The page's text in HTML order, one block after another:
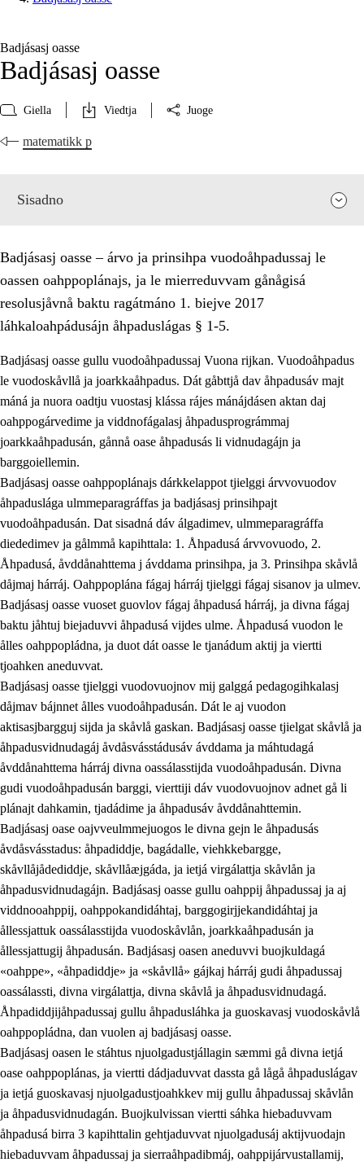
Badjásasj oasse
Badjásasj oasse
Giella Viedtja Juoge
matematikk p
Sisadno
Badjásasj oasse – árvo ja prinsihpa vuodoåhpadussaj le
oassen oahppoplánajs, ja le mierreduvvam gånågisá
resolusjåvnå baktu ragátmáno 1. biejve 2017
láhkaloahpádusájn åhpaduslágas § 1-5.
Badjásasj oasse gullu vuodoåhpadussaj Vuona rijkan. Vuodoåhpadus
le vuodoskåvllå ja joarkkaåhpadus. Dát gåbttjå dav åhpadusáv majt
máná ja nuora oadtju vuostasj klássa rájes mánájdásen aktan daj
oahppogárvedime ja viddnofágalasj åhpadusprográmmaj
joarkkaåhpadusán, gånnå oase åhpadusás li vidnudagájn ja
barggoiellemin.
Badjásasj oasse oahppoplánajs dárkkelappot tjielggi árvvovuodov
åhpaduslága ulmmeparagráffas ja badjásasj prinsihpajt
vuodoåhpadusán. Dat sisadná dáv álgadimev, ulmmeparagráffa
diededimev ja gålmmå kapihttala: 1. Åhpadusá árvvovuodo, 2.
Åhpadusá, åvddånahttema j ávddama prinsihpa, ja 3. Prinsihpa skåvlå
dåjmaj hárráj. Oahppoplána fágaj hárráj tjielggi fágaj sisanov ja ulmev.
Badjásasj oasse vuoset guovlov fágaj åhpadusá hárráj, ja divna fágaj
baktu jåhtuj biejaduvvi åhpadusá vijdes ulme. Åhpadusá vuodon le
ålles oahppopládna, ja duot dát oasse le tjanádum aktij ja viertti
tjoahken aneduvvat.
Badjásasj oasse tjielggi vuodovuojnov mij galggá pedagogihkalasj
dåjmav bájnnet ålles vuodoåhpadusán. Dát le aj vuodon
aktisasjbargguj sijda ja skåvlå gaskan. Badjásasj oasse tjielgat skåvlå ja
åhpadusvidnudagáj åvdåsvásstádusáv ávddama ja máhtudagá
åvddånahttema hárráj divna oassálasstijda vuodoåhpadusán. Divna
gudi vuodoåhpadusán barggi, vierttiji dáv vuodovuojnov adnet gå li
plánajt dahkamin, tjadádime ja åhpadusáv åvddånahttemin.
Badjásasj oase oajvveulmmejuogos le divna gejn le åhpadusás
åvdåsvásstadus: åhpadiddje, bagádalle, viehkkebargge,
skåvllåjådediddje, skåvllåæjgáda, ja ietjá virgálattja skåvlån ja
åhpadusvidnudagájn. Badjásasj oasse gullu oahppij åhpadussaj ja aj
viddnooahppij, oahppokandidáhtaj, barggogirjjekandidáhtaj ja
ållessjattuk oassálasstijda vuodoskåvlån, joarkkaåhpadusán ja
ållessjattugij åhpadusán. Badjásasj oasen aneduvvi buojkuldagá
«oahppe», «åhpadiddje» ja «skåvllå» gájkaj hárráj gudi åhpadussaj
oassálassti, divna virgálattja, divna skåvlå ja åhpadusvidnudagá.
Åhpadiddjijåhpadussaj gullu åhpadusláhka ja guoskavasj vuodoskåvlå
oahppopládna, dan vuolen aj badjásasj oasse.
Badjásasj oasen le stáhtus njuolgadustjállagin sæmmi gå divna ietjá
oase oahppoplánas, ja viertti dádjaduvvat dassta gå lågå åhpaduslágav
ja ietjá guoskavasj njuolgadustjoahkkev mij gullu åhpadussaj skåvlån
ja åhpadusvidnudagán. Buojkulvissan viertti sáhka hiebaduvvam
åhpadusá birra 3 kapihttalin gehtjaduvvat njuolgadusáj aktijvuodajn
hiebaduvvam åhpadussaj ja sierraåhpadibmáj, oahppijárvustallamij,